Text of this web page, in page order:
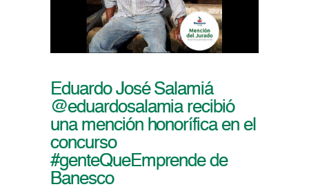
Eduardo José Salamiá
@eduardosalamia recibió
una mención honorífica en el
concurso
#genteQueEmprende de
Banesco